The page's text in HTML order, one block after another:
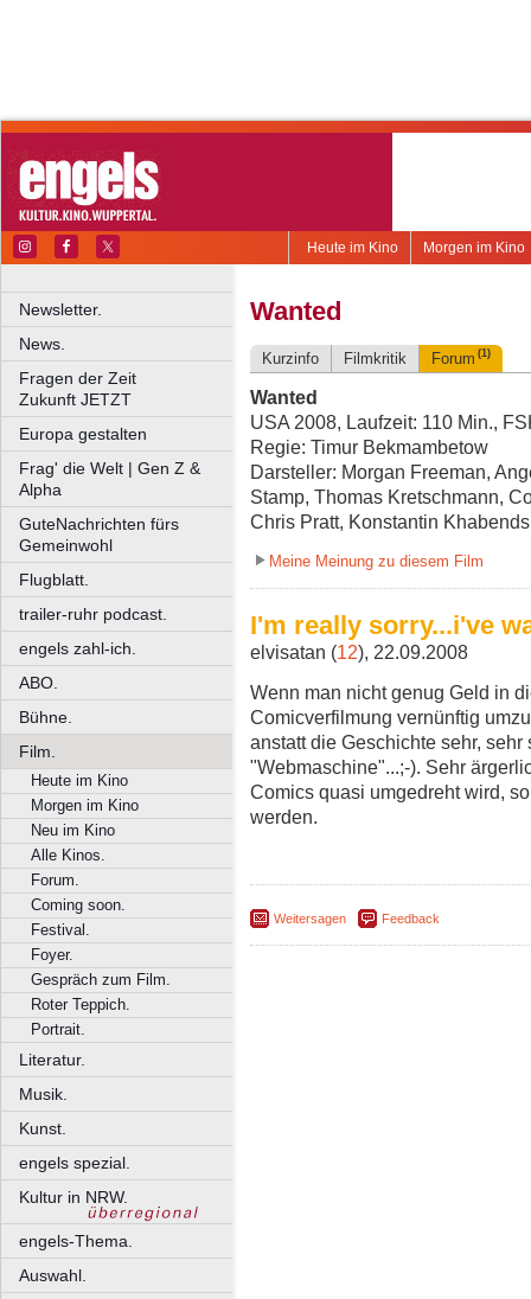
Morgen im Kino
Heute im Kino
Newsletter.
News.
Fragen der Zeit
Zukunft JETZT
Europa gestalten
Frag' die Welt | Gen Z &
Alpha
GuteNachrichten fürs
Gemeinwohl
Flugblatt.
trailer-ruhr podcast.
engels zahl-ich.
ABO.
Bühne.
Film.
Heute im Kino
Morgen im Kino
Neu im Kino
Alle Kinos.
Forum.
Coming soon.
Festival.
Foyer.
Gespräch zum Film.
Roter Teppich.
Portrait.
Literatur.
Musik.
Kunst.
engels spezial.
Kultur in NRW.
engels-Thema.
Auswahl.
Wanted
Kurzinfo Filmkritik Forum (1)
Wanted
USA 2008, Laufzeit: 110 Min.,
Regie: Timur Bekmambetow
Darsteller: Morgan Freeman,
Stamp, Thomas Kretschmann,
Chris Pratt, Konstantin
Meine Meinung zu diesem Film
I'm really sorry...i've
elvisatan (12), 22.09.2008
Wenn man nicht genug Geld in
Comicverfilmung vernünftig
anstatt die Geschichte sehr,
"Webmaschine"...;-). Sehr
Comics quasi umgedreht wird,
werden.
Weitersagen Feedback